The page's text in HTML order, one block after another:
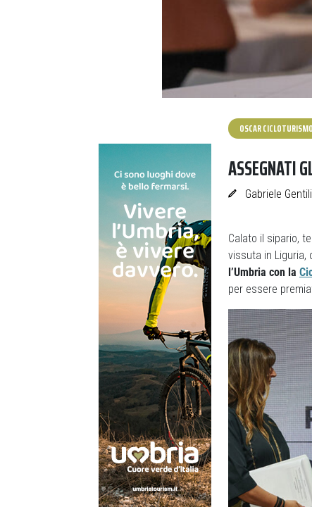
OSCAR CICLOTURISMO
ASSEGNATI
Gabriele Gentili
Calato il sipario,
vissuta in Liguria,
l’Umbria con la
per essere